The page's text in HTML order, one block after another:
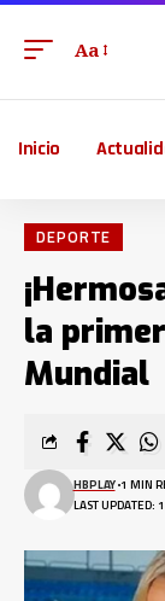
Aa
Inicio
DEPORTE
la
Mundial
LAST UPDATED:
HBPLAY 1 MIN